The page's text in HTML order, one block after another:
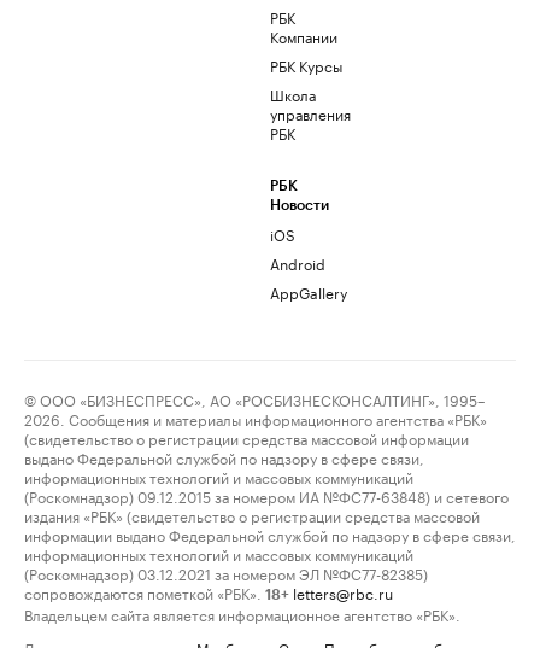
РБК
Компании
РБК Курсы
Школа
управления
РБК
РБК
Новости
iOS
Android
AppGallery
© ООО «БИЗНЕСПРЕСС», АО «РОСБИЗНЕСКОНСАЛТИНГ», 1995–
2026. Сообщения и материалы информационного агентства «РБК»
(свидетельство о регистрации средства массовой информации
выдано Федеральной службой по надзору в сфере связи,
информационных технологий и массовых коммуникаций
(Роскомнадзор) 09.12.2015 за номером ИА №ФС77-63848) и сетевого
издания «РБК» (свидетельство о регистрации средства массовой
информации выдано Федеральной службой по надзору в сфере связи,
информационных технологий и массовых коммуникаций
(Роскомнадзор) 03.12.2021 за номером ЭЛ №ФС77-82385)
сопровождаются пометкой «РБК».
18+ letters@rbc.ru
Владельцем сайта является информационное агентство «РБК».